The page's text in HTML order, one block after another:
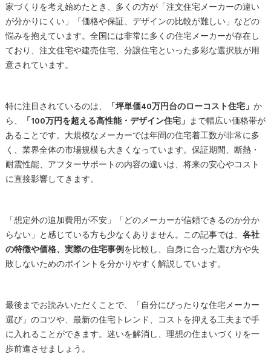
家づくりを考え始めたとき、多くの方が「注文住宅メーカーの違い
が分かりにくい」「価格や保証、デザインの比較が難しい」などの
悩みを抱えています。全国には非常に多くの住宅メーカーが存在し
ており、注文住宅や建売住宅、分譲住宅といった多彩な選択肢が用
意されています。
特に注目されているのは、 「坪単価40万円台のローコスト住宅」 か
ら、
「100万円を超える高性能・デザイン住宅」 まで幅広い価格帯が
あることです。大規模なメーカーでは年間の住宅着工数が非常に多
く、業界全体の市場規模も大きくなっています。保証期間、断熱・
耐震性能、アフターサポートの内容の違いは、将来の安心やコスト
に直接影響してきます。
「想定外の追加費用が不安」「どのメーカーが信頼できるのか分か
らない」と感じている方も少なくありません。この記事では、 各社
の特徴や価格、実際の住宅事例を比較し、自身に合った選び方や失
敗しないためのポイントを分かりやすく解説しています。
最後までお読みいただくことで、「自分にぴったりな住宅メーカー
選び」のコツや、最新の住宅トレンド、コストを抑える工夫まで手
に入れることができます。迷いを解消し、理想の住まいづくりを一
歩前進させましょう。